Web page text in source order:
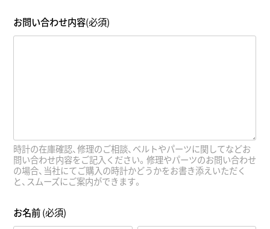
お問い合わせ内容(必須)
時計の在庫確認、修理のご相談、ベルトやパーツに関してなどお
問い合わせ内容をご記入ください。修理やパーツのお問い合わせ
の場合、当社にてご購入の時計かどうかをお書き添えいただく
と、スムーズにご案内ができます。
お名前(必須)